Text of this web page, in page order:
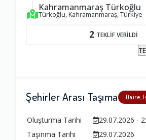
Kahramanmaraş Türkoğlu
Türkoğlu, Kahramanmaraş, Türkiye
2 TEKLİF VERİLDİ
Şehirler Arası Taşıma Daire,
Oluşturma Tarihi
29.07.2026 -
Taşınma Tarihi
29.07.2026